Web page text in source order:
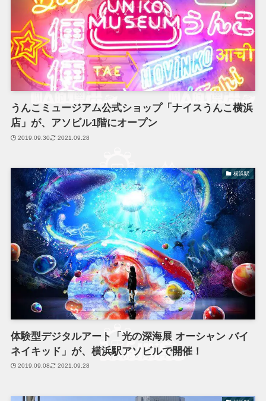
うんこミュージアム公式ショップ「ナイスうんこ横浜
店」が、アソビル1階にオープン
2019.09.30 2021.09.28
横浜駅
体験型デジタルアート「光の深海展 オーシャン バイ
ネイキッド」が、横浜駅アソビルで開催！
2019.09.08 2021.09.28